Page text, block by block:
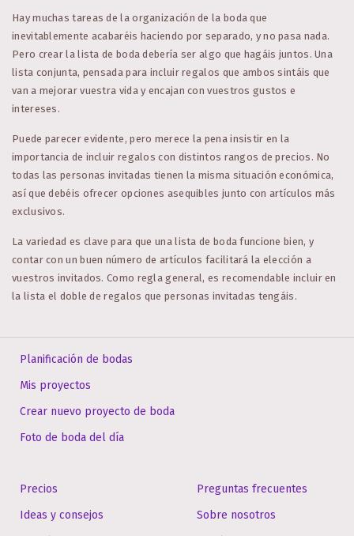
Hay muchas tareas de la organización de la boda que
inevitablemente acabaréis haciendo por separado, y no pasa nada.
Pero crear la lista de boda debería ser algo que hagáis juntos. Una
lista conjunta, pensada para incluir regalos que ambos sintáis que
van a mejorar vuestra vida y encajan con vuestros gustos e
intereses.
Puede parecer evidente, pero merece la pena insistir en la
importancia de incluir regalos con distintos rangos de precios. No
todas las personas invitadas tienen la misma situación económica,
así que debéis ofrecer opciones asequibles junto con artículos más
exclusivos.
La variedad es clave para que una lista de boda funcione bien, y
contar con un buen número de artículos facilitará la elección a
vuestros invitados. Como regla general, es recomendable incluir en
la lista el doble de regalos que personas invitadas tengáis.
Planificación de bodas
Mis proyectos
Crear nuevo proyecto de boda
Foto de boda del día
Precios
Ideas y consejos
Preguntas frecuentes
Sobre nosotros